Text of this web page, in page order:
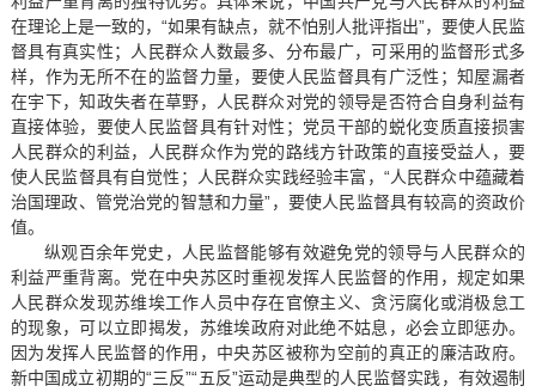
在理论上是一致的，“如果有缺点，就不怕别人批评指出”，要使人民监
督具有真实性；人民群众人数最多、分布最广，可采用的监督形式多
样，作为无所不在的监督力量，要使人民监督具有广泛性；知屋漏者
在宇下，知政失者在草野，人民群众对党的领导是否符合自身利益有
直接体验，要使人民监督具有针对性；党员干部的蜕化变质直接损害
人民群众的利益，人民群众作为党的路线方针政策的直接受益人，要
使人民监督具有自觉性；人民群众实践经验丰富，“人民群众中蕴藏着
治国理政、管党治党的智慧和力量”，要使人民监督具有较高的资政价
值。
纵观百余年党史，人民监督能够有效避免党的领导与人民群众的
利益严重背离。党在中央苏区时重视发挥人民监督的作用，规定如果
人民群众发现苏维埃工作人员中存在官僚主义、贪污腐化或消极怠工
的现象，可以立即揭发，苏维埃政府对此绝不姑息，必会立即惩办。
因为发挥人民监督的作用，中央苏区被称为空前的真正的廉洁政府。
新中国成立初期的“三反”“五反”运动是典型的人民监督实践，有效遏制